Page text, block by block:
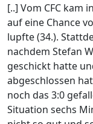
[..] Vom CFC kam
auf eine Chance
lupfte (34.).
nachdem Stefan
geschickt hatte
abgeschlossen
noch das 3:0
Situation sechs